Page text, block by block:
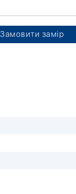
Замовити замір